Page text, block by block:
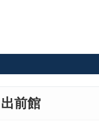
出前館